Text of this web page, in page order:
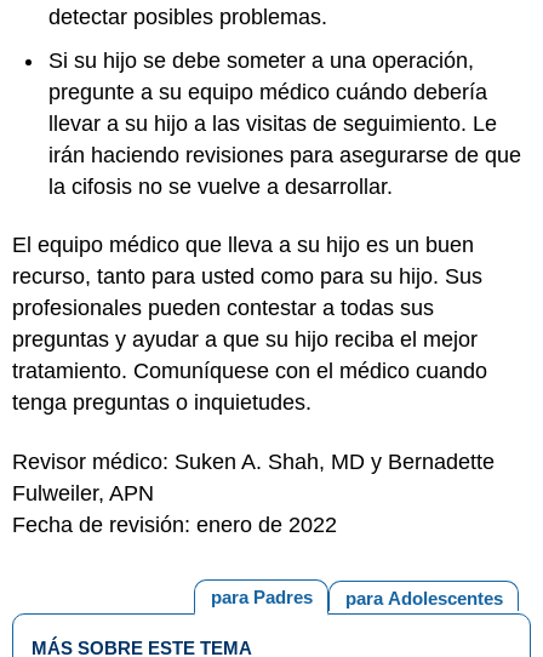
detectar posibles problemas.
Si su hijo se debe someter a una operación,
pregunte a su equipo médico cuándo debería
llevar a su hijo a las visitas de seguimiento. Le
irán haciendo revisiones para asegurarse de que
la cifosis no se vuelve a desarrollar.
El equipo médico que lleva a su hijo es un buen
recurso, tanto para usted como para su hijo. Sus
profesionales pueden contestar a todas sus
preguntas y ayudar a que su hijo reciba el mejor
tratamiento. Comuníquese con el médico cuando
tenga preguntas o inquietudes.
Revisor médico: Suken A. Shah, MD y Bernadette
Fulweiler, APN
Fecha de revisión: enero de 2022
para Adolescentes
para Padres
MÁS SOBRE ESTE TEMA